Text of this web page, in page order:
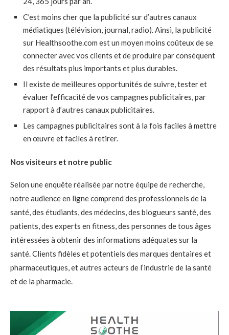
C’est moins cher que la publicité sur d’autres canaux
médiatiques (télévision, journal, radio). Ainsi, la publicité
sur Healthsoothe.com est un moyen moins coûteux de se
connecter avec vos clients et de produire par conséquent
des résultats plus importants et plus durables.
Il existe de meilleures opportunités de suivre, tester et
évaluer l’efficacité de vos campagnes publicitaires, par
rapport à d’autres canaux publicitaires.
Les campagnes publicitaires sont à la fois faciles à mettre
en œuvre et faciles à retirer.
Nos visiteurs et notre public
Selon une enquête réalisée par notre équipe de recherche,
notre audience en ligne comprend des professionnels de la
santé, des étudiants, des médecins, des blogueurs santé, des
patients, des experts en fitness, des personnes de tous âges
intéressées à obtenir des informations adéquates sur la
santé. Clients fidèles et potentiels des marques dentaires et
pharmaceutiques, et autres acteurs de l’industrie de la santé
et de la pharmacie.